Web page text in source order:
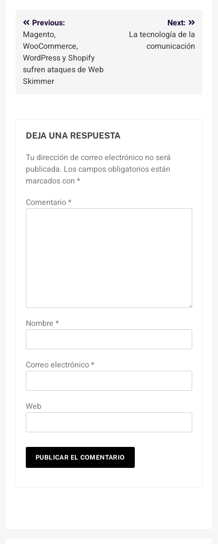
Navegación
de
entradas
Previous:
Magento,
WooCommerce,
WordPress y Shopify
sufren ataques de Web
Skimmer
Next:
La tecnología de la
comunicación
DEJA UNA RESPUESTA
Tu dirección de correo electrónico no será
publicada. Los campos obligatorios están
marcados con *
Comentario*
Nombre *
Correo electrónico*
Web